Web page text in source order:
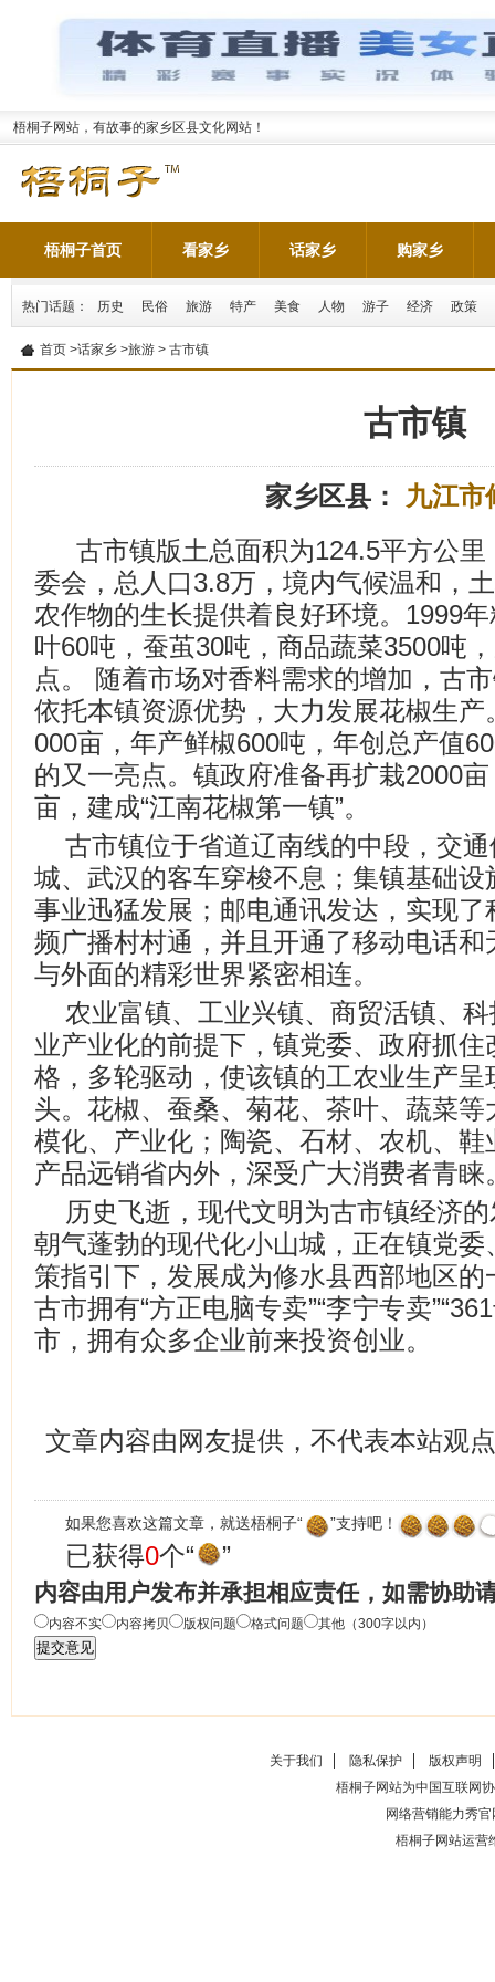
梧桐子网站，有故事的家乡区县文化网站！
梧桐子首页 看家乡 话家乡 购家乡
热门话题： 历史 民俗 旅游 特产 美食 人物 游子 经济 政策
首页 >话家乡 >旅游 > 古市镇
古市镇
家乡区县： 九江市
古市镇版土总面积为124.5平方公
委会，总人口3.8万，境内气候温和，
农作物的生长提供着良好环境。1999
叶60吨，蚕茧30吨，商品蔬菜3500吨
点。 随着市场对香料需求的增加，古
依托本镇资源优势，大力发展花椒生
000亩，年产鲜椒600吨，年创总产值
的又一亮点。镇政府准备再扩栽2000
亩，建成“江南花椒第一镇”。
古市镇位于省道辽南线的中段，交
城、武汉的客车穿梭不息；集镇基础
事业迅猛发展；邮电通讯发达，实现
频广播村村通，并且开通了移动电话
与外面的精彩世界紧密相连。
农业富镇、工业兴镇、商贸活镇、
业产业化的前提下，镇党委、政府抓
格，多轮驱动，使该镇的工农业生产
头。花椒、蚕桑、菊花、茶叶、蔬菜
模化、产业化；陶瓷、石材、农机、
产品远销省内外，深受广大消费者青睐
历史飞逝，现代文明为古市镇经济
朝气蓬勃的现代化小山城，正在镇党
策指引下，发展成为修水县西部地区
古市拥有“方正电脑专卖”“李宁专卖
市，拥有众多企业前来投资创业。
文章内容由网友提供，不代表本站观点
如果您喜欢这篇文章，就送梧桐子“ ”支持吧！
已获得0个“ ”
内容由用户发布并承担相应责任，如需协助
内容不实 内容拷贝 版权问题 格式问题 其他（300字以内）
关于我们 隐私保护
版权声明
梧桐子网站为中国互联网
网络营销能力秀官
梧桐子网站运营